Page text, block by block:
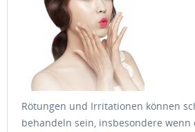
Rötungen und Irritationen können
behandeln sein, insbesondere wenn